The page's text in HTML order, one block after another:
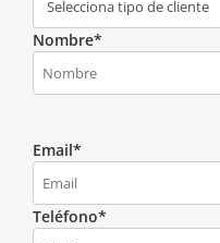
Nombre*
Email*
Teléfono*